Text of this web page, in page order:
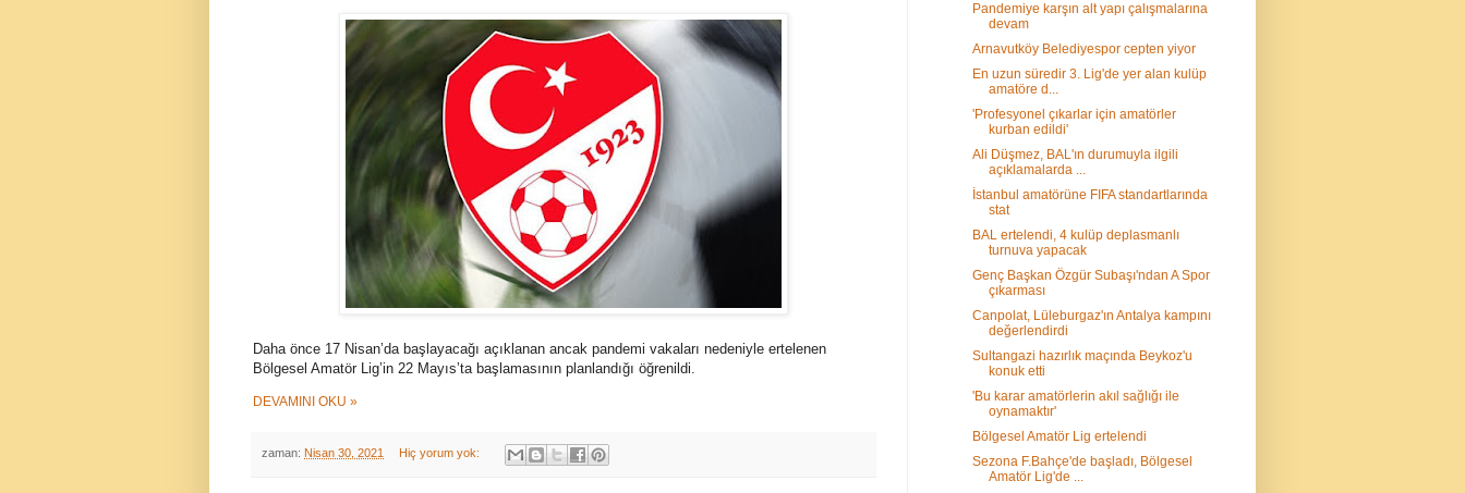
Daha önce 17 Nisan’da başlayacağı açıklanan ancak pandemi vakaları nedeniyle ertelenen
Bölgesel Amatör Lig’in 22 Mayıs’ta başlamasının planlandığı öğrenildi.
DEVAMINI OKU »
zaman: Nisan 30, 2021 Hiç yorum yok:
Pandemiye karşın alt yapı çalışmalarına
devam
Arnavutköy Belediyespor cepten yiyor
En uzun süredir 3. Lig'de yer alan kulüp
amatöre d...
'Profesyonel çıkarlar için amatörler
kurban edildi'
Ali Düşmez, BAL'ın durumuyla ilgili
açıklamalarda ...
İstanbul amatörüne FIFA standartlarında
stat
BAL ertelendi, 4 kulüp deplasmanlı
turnuva yapacak
Genç Başkan Özgür Subaşı'ndan A Spor
çıkarması
Canpolat, Lüleburgaz'ın Antalya kampını
değerlendirdi
Sultangazi hazırlık maçında Beykoz'u
konuk etti
'Bu karar amatörlerin akıl sağlığı ile
oynamaktır'
Bölgesel Amatör Lig ertelendi
Sezona F.Bahçe'de başladı, Bölgesel
Amatör Lig'de ...